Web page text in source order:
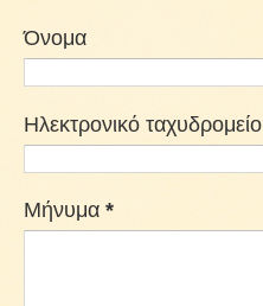
Όνομα
Ηλεκτρονικό ταχυδρομείο
Μήνυμα *